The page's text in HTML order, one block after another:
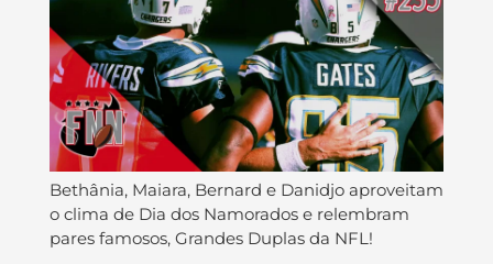
Bethânia, Maiara, Bernard e Danidjo aproveitam
o clima de Dia dos Namorados e relembram
pares famosos, Grandes Duplas da NFL!